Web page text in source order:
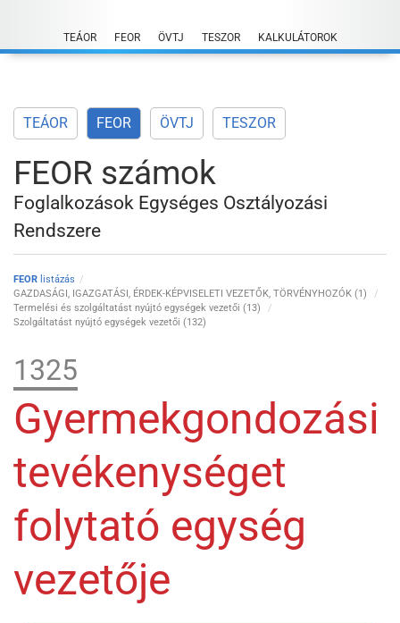
content
TEÁOR FEOR ÖVTJ TESZOR KALKULÁTOROK
TEÁOR FEOR ÖVTJ TESZOR
FEOR számok
Foglalkozások Egységes Osztályozási
Rendszere
FEOR listázás
GAZDASÁGI, IGAZGATÁSI, ÉRDEK-KÉPVISELETI VEZETŐK, TÖRVÉNYHOZÓK (1)
Termelési és szolgáltatást nyújtó egységek vezetői (13)
Szolgáltatást nyújtó egységek vezetői (132)
1325
Gyermekgondozási
tevékenységet
folytató egység
vezetője